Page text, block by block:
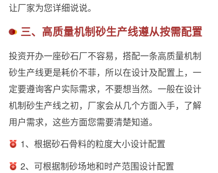
让厂家为您详细说说。
三、高质量机制砂生产线遵从按需配置
投资开办一座砂石厂不容易，搭配一条高质量机制
砂生产线更是耗价不菲，所以在设计及配置上，一
定要遵询客户实际需求，不要想当然。一般在设计
机制砂生产线之初，厂家会从几个方面入手，了解
用户需求，这些方面您需要清楚知道。
1、根据砂石骨料的粒度大小设计配置
2、可根据制砂场地和时产范围设计配置